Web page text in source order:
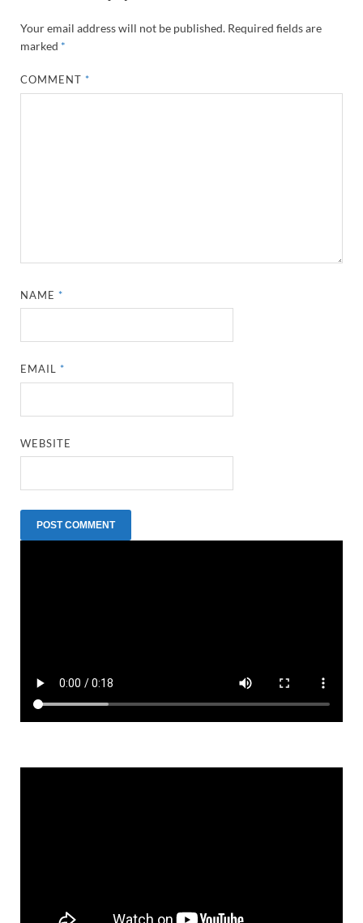
Your email address will not be published. Required fields are
marked *
COMMENT*
NAME*
EMAIL*
WEBSITE